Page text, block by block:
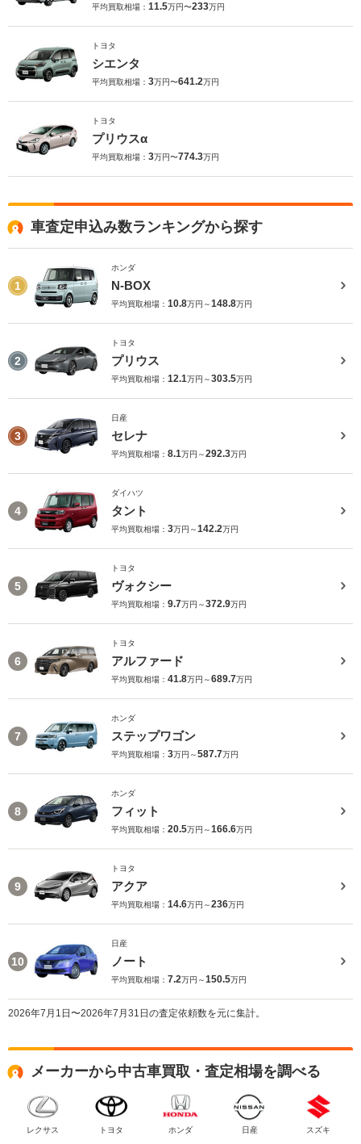
平均買取相場： 11.5万円〜233万円
トヨタ
シエンタ
平均買取相場： 3万円〜641.2万円
トヨタ
プリウスα
平均買取相場： 3万円〜774.3万円
車査定申込み数ランキングから探す
1
ホンダ
N-BOX
平均買取相場： 10.8万円～148.8万円
2
トヨタ
プリウス
平均買取相場： 12.1万円～303.5万円
3
日産
セレナ
平均買取相場： 8.1万円～292.3万円
4
ダイハツ
タント
平均買取相場： 3万円～142.2万円
5
トヨタ
ヴォクシー
平均買取相場： 9.7万円～372.9万円
6
トヨタ
アルファード
平均買取相場： 41.8万円～689.7万円
7
ホンダ
ステップワゴン
平均買取相場： 3万円～587.7万円
8
ホンダ
フィット
平均買取相場： 20.5万円～166.6万円
9
トヨタ
アクア
平均買取相場： 14.6万円～236万円
10
日産
ノート
平均買取相場： 7.2万円～150.5万円
2026年7月1日〜2026年7月31日の査定依頼数を元に集計。
メーカーから中古車買取・査定相場を調べる
レクサス トヨタ ホンダ 日産 スズキ